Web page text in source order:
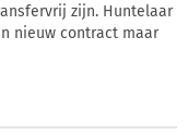
zijn. Huntelaar
nieuw contract maar